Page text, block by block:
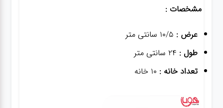
مشخصات :
عرض : 10/5 سانتی متر
طول : 24 سانتی متر
تعداد خانه : 10 خانه